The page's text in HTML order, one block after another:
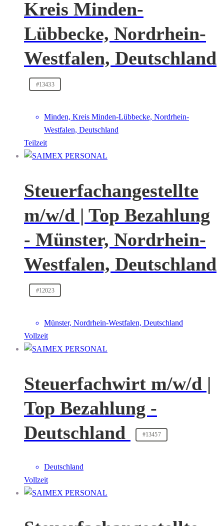
Kreis Minden-
Lübbecke, Nordrhein-
Westfalen, Deutschland
#13433
Minden, Kreis Minden-Lübbecke, Nordrhein-
Westfalen, Deutschland
Teilzeit
Steuerfachangestellte
m/w/d | Top Bezahlung
- Münster, Nordrhein-
Westfalen, Deutschland
#12023
Münster, Nordrhein-Westfalen, Deutschland
Vollzeit
Steuerfachwirt m/w/d |
Top Bezahlung -
Deutschland
#13457
Deutschland
Vollzeit